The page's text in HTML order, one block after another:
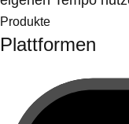
Produkte
Plattformen